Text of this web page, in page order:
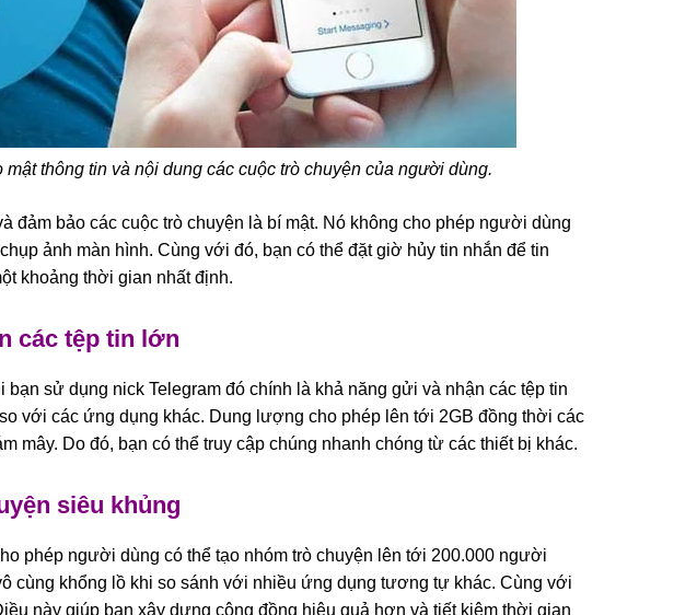
mật thông tin và nội dung các cuộc trò chuyện của người dùng.
đảm bảo các cuộc trò chuyện là bí mật. Nó không cho phép người dùng
ảnh màn hình. Cùng với đó, bạn có thể đặt giờ hủy tin nhắn để tin
khoảng thời gian nhất định.
các tệp tin lớn
bạn sử dụng nick Telegram đó chính là khả năng gửi và nhận các tệp tin
với các ứng dụng khác. Dung lượng cho phép lên tới 2GB đồng thời các
mây. Do đó, bạn có thể truy cập chúng nhanh chóng từ các thiết bị khác.
siêu khủng
phép người dùng có thể tạo nhóm trò chuyện lên tới 200.000 người
cùng khổng lồ khi so sánh với nhiều ứng dụng tương tự khác. Cùng với
này giúp bạn xây dựng cộng đồng hiệu quả hơn và tiết kiệm thời gian